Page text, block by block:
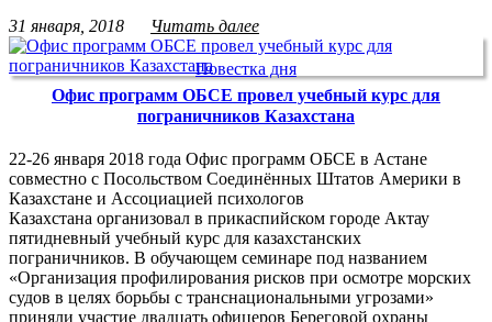
31 января, 2018
Читать далее
Повестка дня
Офис программ ОБСЕ провел учебный курс для
пограничников Казахстана
22-26 января 2018 года Офис программ ОБСЕ в Астане
совместно с Посольством Соединённых Штатов Америки в
Казахстане и Ассоциацией психологов
Казахстана организовал в прикаспийском городе Актау
пятидневный учебный курс для казахстанских
пограничников. В обучающем семинаре под названием
«Организация профилирования рисков при осмотре морских
судов в целях борьбы с транснациональными угрозами»
приняли участие двадцать офицеров Береговой охраны